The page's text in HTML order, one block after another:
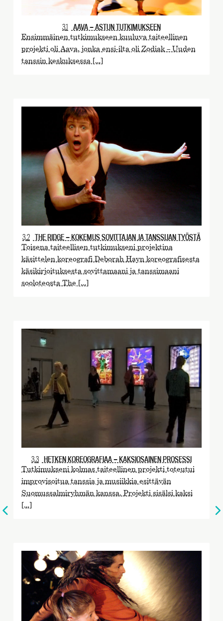
3.1 AAVA — ASTUN TUTKIMUKSEEN
Ensimmäinen tutkimukseen kuuluva taiteellinen
projekti oli Aava, jonka ensi-ilta oli Zodiak – Uuden
tanssin keskuksessa […]
3.2 THE RIDGE — KOKEMUS SOVITTAJAN JA TANSSIJAN TYÖSTÄ
Toisena taiteellisen tutkimukseni projektina
käsittelen koreografi Deborah Hayn koreografisesta
käsikirjoituksesta sovittamaani ja tanssimaani
sooloteosta The […]
3.3 HETKEN KOREOGRAFIAA — KAKSIOSAINEN PROSESSI
Tutkimukseni kolmas taiteellinen projekti toteutui
improvisoitua tanssia ja musiikkia esittävän
Suomussalmiryhmän kanssa. Projekti sisälsi kaksi
[…]
Edelliselle